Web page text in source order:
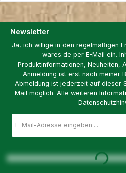
Newsletter
Ja, ich willige in den regelmäßigen
wares.de per E-Mail ein.
Produktinformationen, Neuheiten,
Anmeldung ist erst nach meiner
Abmeldung ist jederzeit auf dieser
Mail möglich. Alle weiteren
Mail-
Loading...